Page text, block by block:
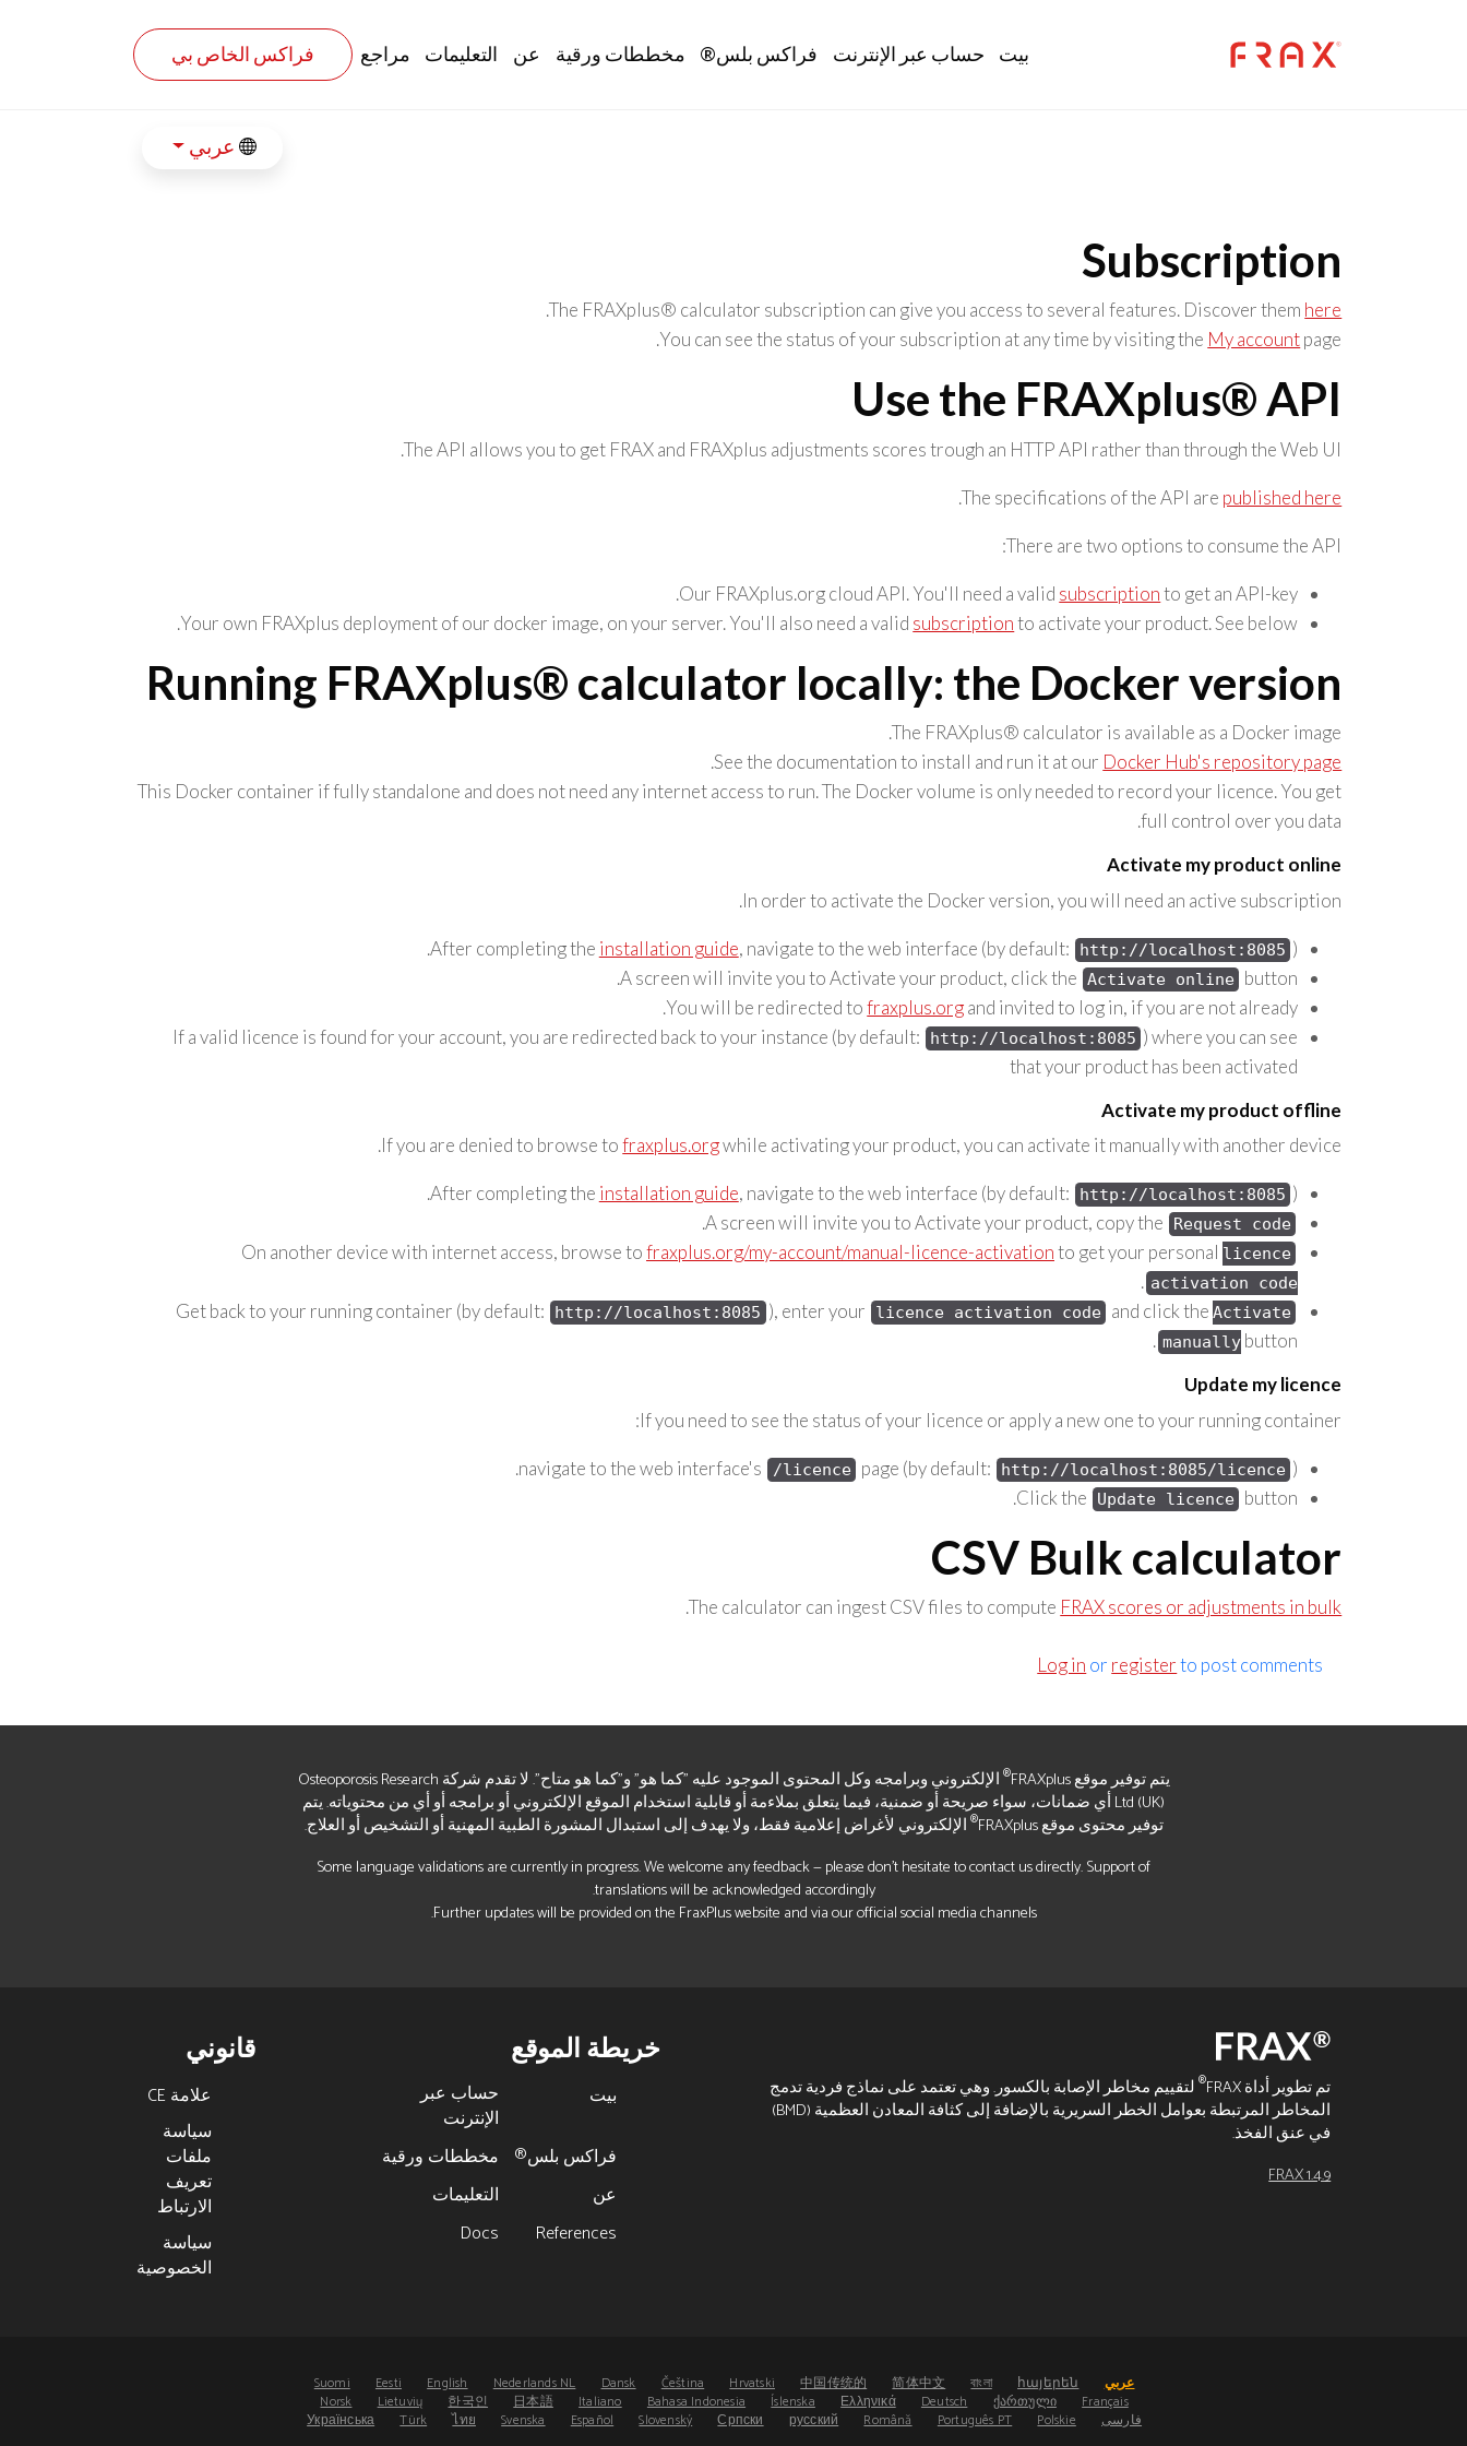
Main navigation
بيت حساب عبر الإنترنت فراكس بلس® مخططات ورقية عن التعليمات مراجع فراكس الخاص بي
عربي
Subscription
The FRAXplus® calculator subscription can give you access to several features. Discover them here
.
You can see the status of your subscription at any time by visiting the My accountpage.
Use the FRAXplus® API
The API allows you to get FRAX and FRAXplus adjustments scores trough an HTTP API rather than through the Web UI.
The specifications of the API are published here
.
There are two options to consume the API:
Our FRAXplus.org cloud API. You'll need a valid subscriptionto get an API-key.
Your own FRAXplus deployment of our docker image, on your server. You'll also need a valid subscriptionto activate your product. See below.
Running FRAXplus® calculator locally: the Docker version
The FRAXplus® calculator is available as a Docker image.
See the documentation to install and run it at our Docker Hub's repository page
.
This Docker container if fully standalone and does not need any internet access to run. The Docker volume is only needed to record your licence. You get
full control over you data.
Activate my product online
In order to activate the Docker version, you will need an active subscription.
After completing the installation guide, navigate to the web interface (by default: http://localhost:8085 ).
A screen will invite you to Activate your product, click the Activate online
button.
You will be redirected tofraxplus.organd invited to log in, if you are not already.
If a valid licence is found for your account, you are redirected back to your instance (by default:
http://localhost:8085 ) where you can see
that your product has been activated
Activate my product offline
If you are denied to browse tofraxplus.orgwhile activating your product, you can activate it manually with another device.
After completing the installation guide, navigate to the web interface (by default: http://localhost:8085 ).
A screen will invite you to Activate your product, copy the
Request code
.
On another device with internet access, browse tofraxplus.org/my-account/manual-licence-activationto get your personal licence
activation code
.
Get back to your running container (by default:
http://localhost:8085 ), enter your licence activation code and click the Activate
manually button.
Update my licence
If you need to see the status of your licence or apply a new one to your running container:
navigate to the web interface's /licence page (by default: http://localhost:8085/licence ).
Click the
Update licence button.
CSV Bulk calculator
The calculator can ingest CSV files to compute FRAX scores or adjustments in bulk
.
Log in or registerto post comments
يتم توفير موقع FRAXplus ®
الإلكتروني وبرامجه وكل المحتوى الموجود عليه "كما هو" و"كما هو متاح". لا تقدم شركة Osteoporosis Research
Ltd (UK) أي ضمانات، سواء صريحة أو ضمنية، فيما يتعلق بملاءمة أو قابلية استخدام الموقع الإلكتروني أو برامجه أو أي من محتوياته. يتم
توفير محتوى موقع FRAXplus
® الإلكتروني لأغراض إعلامية فقط، ولا يهدف إلى استبدال المشورة الطبية المهنية أو التشخيص أو العلاج.
Some language validations are currently in progress. We welcome any feedback — please don’t hesitate to contact us directly. Support of
translations will be acknowledged accordingly.
Further updates will be provided on the FraxPlus website and via our official social media channels.
تم تطوير أداة FRAX ®لتقييم مخاطر الإصابة بالكسور. وهي تعتمد على نماذج فردية تدمج
المخاطر المرتبطة بعوامل الخطر السريرية بالإضافة إلى كثافة المعادن العظمية (BMD)
في عنق الفخذ.
FRAX 1.4.9
خريطة الموقع
بيت
حساب عبر
الإنترنت
فراكس بلس®
مخططات ورقية
عن
التعليمات
References
Docs
قانوني
علامة CE
سياسة
ملفات
تعريف
الارتباط
سياسة
الخصوصية
عربي հայերեն
বাংলা
简体中文
中国传统的
Hrvatski
Čeština
Dansk
Nederlands NL
English
Eesti
Suomi
Français
ქართული
Deutsch
Ελληνικά
Íslenska
Bahasa Indonesia
Italiano
日本語
한국인
Lietuvių
Norsk
فارسی
Polskie
Português PT
Română
русский
Српски
Slovenský
Español
Svenska
ไทย
Türk
Українська